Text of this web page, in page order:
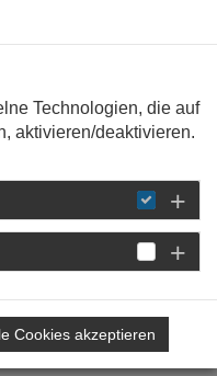
DETAIL
für
Technologien, die auf
aktivieren/deaktivieren.
Cookies akzeptieren